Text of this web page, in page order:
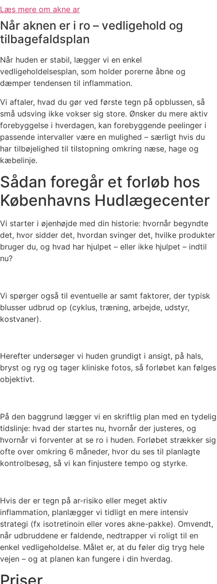
Læs mere om akne ar
Når aknen er i ro – vedligehold og
tilbagefaldsplan
Når huden er stabil, lægger vi en enkel
vedligeholdelsesplan, som holder porerne åbne og
dæmper tendensen til inflammation.
Vi aftaler, hvad du gør ved første tegn på opblussen, så
små udsving ikke vokser sig store. Ønsker du mere aktiv
forebyggelse i hverdagen, kan forebyggende peelinger i
passende intervaller være en mulighed – særligt hvis du
har tilbøjelighed til tilstopning omkring næse, hage og
kæbelinje.
Sådan foregår et forløb hos
Københavns Hudlægecenter
Vi starter i øjenhøjde med din historie: hvornår begyndte
det, hvor sidder det, hvordan svinger det, hvilke produkter
bruger du, og hvad har hjulpet – eller ikke hjulpet – indtil
nu?
Vi spørger også til eventuelle ar samt faktorer, der typisk
blusser udbrud op (cyklus, træning, arbejde, udstyr,
kostvaner).
Herefter undersøger vi huden grundigt i ansigt, på hals,
bryst og ryg og tager kliniske fotos, så forløbet kan følges
objektivt.
På den baggrund lægger vi en skriftlig plan med en tydelig
tidslinje: hvad der startes nu, hvornår der justeres, og
hvornår vi forventer at se ro i huden. Forløbet strækker sig
ofte over omkring 6 måneder, hvor du ses til planlagte
kontrolbesøg, så vi kan finjustere tempo og styrke.
Hvis der er tegn på ar-risiko eller meget aktiv
inflammation, planlægger vi tidligt en mere intensiv
strategi (fx isotretinoin eller vores akne-pakke). Omvendt,
når udbruddene er faldende, nedtrapper vi roligt til en
enkel vedligeholdelse. Målet er, at du føler dig tryg hele
vejen – og at planen kan fungere i din hverdag.